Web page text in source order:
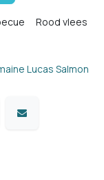
Rood vlees
Lucas Salmon